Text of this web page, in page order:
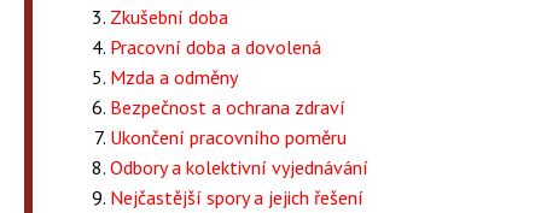
Zkušební doba
Pracovní doba a dovolená
Mzda a odměny
Bezpečnost a ochrana zdraví
Ukončení pracovního poměru
Odbory a kolektivní vyjednávání
Nejčastější spory a jejich řešení